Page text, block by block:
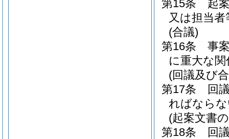
第15条
起
又は担当
(合議)
第16条
事
に重大な
(回議及び
第17条
回
ればなら
(起案文書
第18条
回